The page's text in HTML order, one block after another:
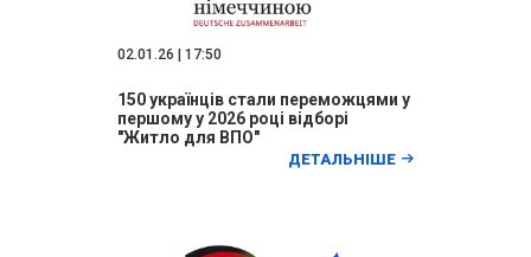
02.01.26 | 17:50
150 українців стали переможцями у
першому у 2026 році відборі
"Житло для ВПО"
ДЕТАЛЬНІШЕ